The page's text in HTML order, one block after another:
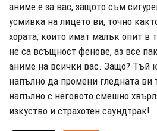
аниме е за вас, защото съм
усмивка на лицето ви, точно
хората, които имат малък опит в
не са всъщност фенове, аз все
аниме на всички вас. Защо? Тъй
напълно да промени гледната ви
напълно с неговото смешно
изкуство и страхотен саундтрак!